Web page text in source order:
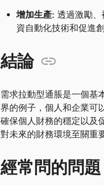
增加生產: 透過激勵
資自動化技術和促進
結論
需求拉動型通脹是一個基
界的例子，個人和企業可
確保個人財務的穩定以及
對未來的財務環境至關重要
經常問的問題